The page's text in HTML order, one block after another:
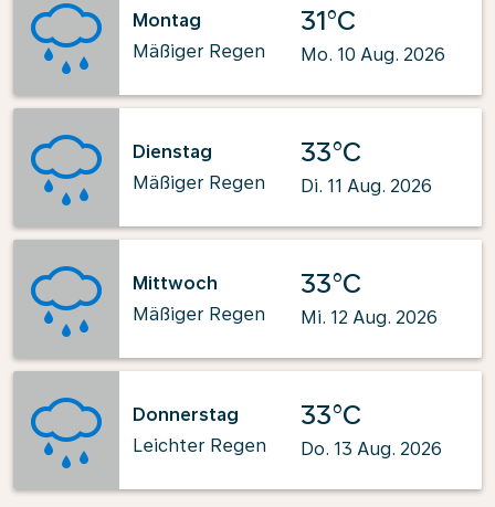
Montag
Mäßiger Regen
31°C
Mo. 10 Aug. 2026
Dienstag
Mäßiger Regen
33°C
Di. 11 Aug. 2026
Mittwoch
Mäßiger Regen
33°C
Mi. 12 Aug. 2026
Donnerstag
Leichter Regen
33°C
Do. 13 Aug. 2026